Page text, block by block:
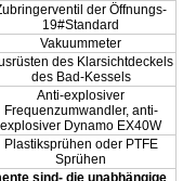
der Öffnungs-
19#Standard
Vakuummeter
des Klarsichtdeckels
des Bad-Kessels
Anti-explosiver
Frequenzumwandler, anti-
explosiver Dynamo EX40W
Plastiksprühen oder PTFE
Sprühen
sind- die unabhängige